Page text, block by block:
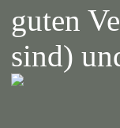
guten
sind)